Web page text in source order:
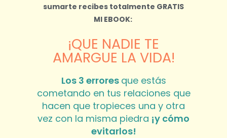
sumarte recibes totalmente GRATIS
MI EBOOK:
¡QUE NADIE TE
AMARGUE LA VIDA!
Los 3 errores que estás
cometando en tus relaciones que
hacen que tropieces una y otra
vez con la misma piedra ¡y cómo
evitarlos!